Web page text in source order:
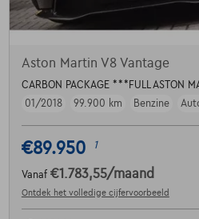
Aston Martin V8 Vantage
CARBON PACKAGE ***FULL ASTON
01/2018
99.900 km Benzine
€89.950 1
Vanaf €1.783,55/maand
Ontdek het volledige cijfervoorbeeld